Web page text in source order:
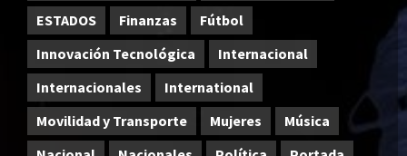
ESTADOS
Finanzas
Fútbol
Innovación Tecnológica
Internacional
Internacionales
International
Movilidad y Transporte
Mujeres
Música